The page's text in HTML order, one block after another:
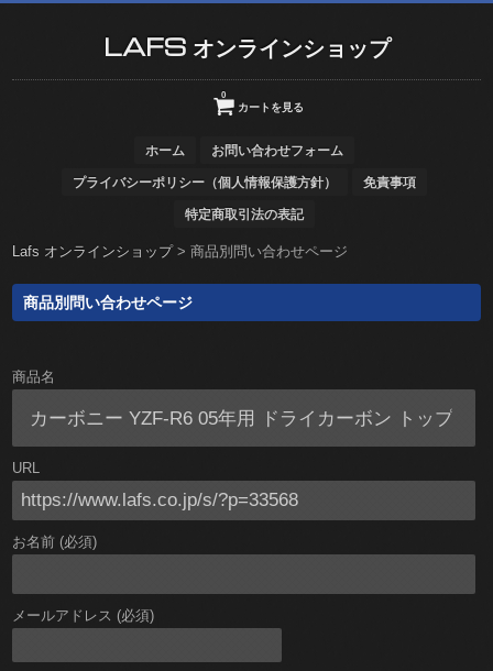
LAFS オンラインショップ
カートを見る
0
ホーム お問い合わせフォーム
プライバシーポリシー（個人情報保護方針） 免責事項
特定商取引法の表記
Lafs オンラインショップ>商品別問い合わせページ
商品別問い合わせページ
商品名
URL
お名前 (必須)
メールアドレス (必須)